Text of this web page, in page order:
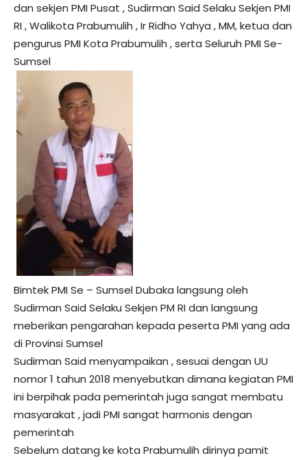
dan sekjen PMI Pusat , Sudirman Said Selaku Sekjen PMI
RI , Walikota Prabumulih , Ir Ridho Yahya , MM, ketua dan
pengurus PMI Kota Prabumulih , serta Seluruh PMI Se-
Sumsel
Bimtek PMI Se – Sumsel Dubaka langsung oleh
Sudirman Said Selaku Sekjen PM RI dan langsung
meberikan pengarahan kepada peserta PMI yang ada
di Provinsi Sumsel
Sudirman Said menyampaikan , sesuai dengan UU
nomor 1 tahun 2018 menyebutkan dimana kegiatan PMI
ini berpihak pada pemerintah juga sangat membatu
masyarakat , jadi PMI sangat harmonis dengan
pemerintah
Sebelum datang ke kota Prabumulih dirinya pamit